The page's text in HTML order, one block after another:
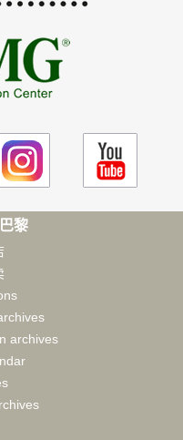
黎
archives